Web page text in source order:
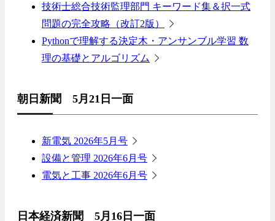
技術士総合技術監理部門 キーワード集＆択一式
問題の完全攻略（改訂2版）
Pythonで理解する決定木・アンサンブル学習 数
理の基礎とアルゴリズム
朝日新聞 5月21日一面
新電気 2026年5月号
設備と管理 2026年6月号
電気と工事 2026年6月号
日本経済新聞 5月16日一面